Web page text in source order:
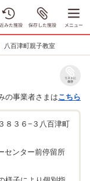
八百津町親子教室
リストに
保存
の事業者さまはこちら
８３６−３八百津町
センター前停留所